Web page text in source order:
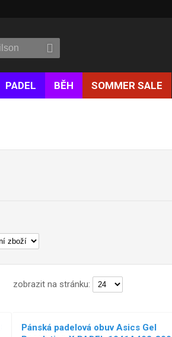
PADEL BĚH SOMMER SALE
zobrazit na stránku:
Pánská padelová obuv Asics Gel